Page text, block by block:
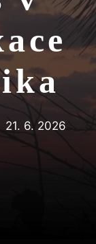
21. 6. 2026